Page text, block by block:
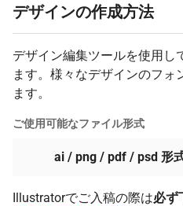
デザインの作成方法
デザイン編集ツールを使用し
ます。様々なデザインのフォ
ます。
ご使用可能なファイル形式
ai / png / pdf / psd 形
Illustratorでご入稿の際は必ず